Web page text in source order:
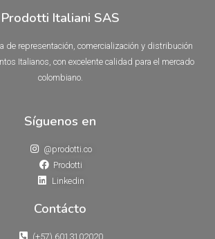
Prodotti Italiani SAS
de representación, comercialización y distribución
Italianos, con excelente calidad para el mercado
colombiano.
Síguenos en
@prodotti.co
Prodotti
Linkedin
Contácto
(+57) 6013102020